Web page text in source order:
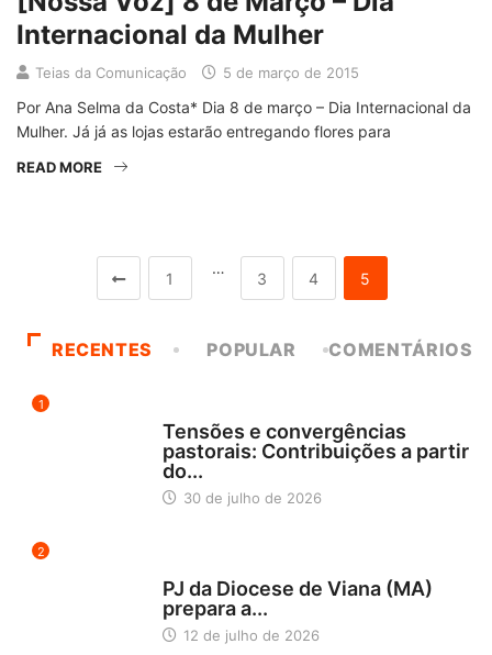
Internacional da Mulher
Teias da Comunicação 5 de março de 2015
Por Ana Selma da Costa* Dia 8 de março – Dia Internacional da
Mulher. Já já as lojas estarão entregando flores para
READ MORE
1
…
3 4 5
RECENTES POPULAR COMENTÁRIOS
1
Tensões e convergências
pastorais: Contribuições a partir
do...
30 de julho de 2026
2
PJ da Diocese de Viana (MA)
prepara a...
12 de julho de 2026